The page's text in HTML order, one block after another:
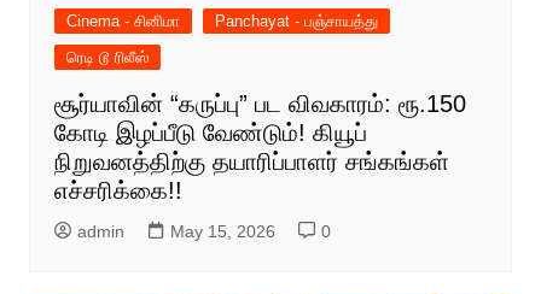
Cinema - சினிமா
Panchayat - பஞ்சாயத்து
ரெடி டூ ரிலீஸ்
சூர்யாவின் “கருப்பு” பட விவகாரம்: ரூ.150
கோடி இழப்பீடு வேண்டும்! கியூப்
நிறுவனத்திற்கு தயாரிப்பாளர் சங்கங்கள்
எச்சரிக்கை!!
admin May 15, 2026 0